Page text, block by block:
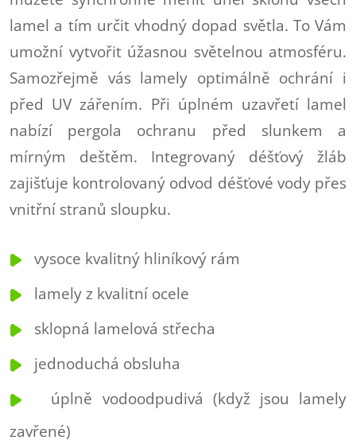
lamel a tím určit vhodný dopad světla. To Vám
umožní vytvořit úžasnou světelnou atmosféru.
Samozřejmě vás lamely optimálně ochrání i
před UV zářením. Při úplném uzavřetí lamel
nabízí pergola ochranu před slunkem a
mírným deštěm. Integrovaný déšťový žláb
zajišťuje kontrolovaný odvod déšťové vody přes
vnitřní stranů sloupku.
vysoce kvalitný hliníkový rám
lamely z kvalitní ocele
sklopná lamelová střecha
jednoduchá obsluha
úplně vodoodpudivá (když jsou lamely
zavřené)